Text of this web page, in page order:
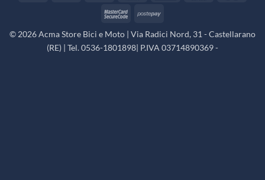
MasterCardPostepay
© 2026 Acma Store Bici e Moto | Via Radici Nord, 31 - Castellarano
(RE) | Tel. 0536-1801898| P.IVA 03714890369 -